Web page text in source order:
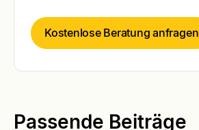
Kostenlose Beratung anfragen
Passende Beiträge